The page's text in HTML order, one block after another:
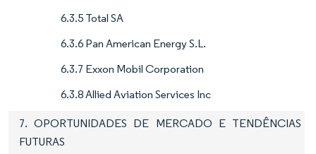
6.3.5 Total SA
6.3.6 Pan American Energy S.L.
6.3.7 Exxon Mobil Corporation
6.3.8 Allied Aviation Services Inc
7. OPORTUNIDADES DE MERCADO E TENDÊNCIAS
FUTURAS